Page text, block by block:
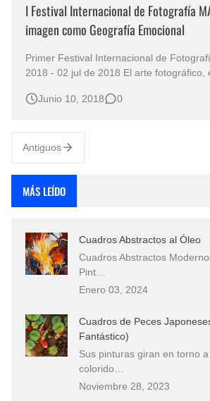
I Festival Internacional de Fotografía
imagen como Geografía Emocional
Primer Festival Internacional de
2018 - 02 jul de 2018 El arte fotográfico,
Internacional de Fotografía MACH-
Junio 10, 2018 0
Antiguos
MÁS LEÍDO
Cuadros Abstractos al Óleo
Cuadros Abstractos
Pint…
Enero 03, 2024
Cuadros de Peces
Fantástico)
Sus pinturas giran en torno
colorido…
Noviembre 28, 2023